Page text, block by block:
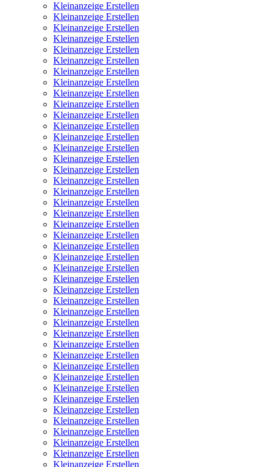
Kleinanzeige Erstellen
Kleinanzeige Erstellen
Kleinanzeige Erstellen
Kleinanzeige Erstellen
Kleinanzeige Erstellen
Kleinanzeige Erstellen
Kleinanzeige Erstellen
Kleinanzeige Erstellen
Kleinanzeige Erstellen
Kleinanzeige Erstellen
Kleinanzeige Erstellen
Kleinanzeige Erstellen
Kleinanzeige Erstellen
Kleinanzeige Erstellen
Kleinanzeige Erstellen
Kleinanzeige Erstellen
Kleinanzeige Erstellen
Kleinanzeige Erstellen
Kleinanzeige Erstellen
Kleinanzeige Erstellen
Kleinanzeige Erstellen
Kleinanzeige Erstellen
Kleinanzeige Erstellen
Kleinanzeige Erstellen
Kleinanzeige Erstellen
Kleinanzeige Erstellen
Kleinanzeige Erstellen
Kleinanzeige Erstellen
Kleinanzeige Erstellen
Kleinanzeige Erstellen
Kleinanzeige Erstellen
Kleinanzeige Erstellen
Kleinanzeige Erstellen
Kleinanzeige Erstellen
Kleinanzeige Erstellen
Kleinanzeige Erstellen
Kleinanzeige Erstellen
Kleinanzeige Erstellen
Kleinanzeige Erstellen
Kleinanzeige Erstellen
Kleinanzeige Erstellen
Kleinanzeige Erstellen
Kleinanzeige Erstellen